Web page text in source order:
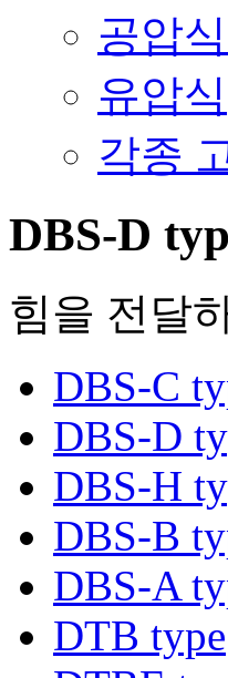
공압
유압식
각종
DBS-D
힘을 전달
DBS-C
DBS-D
DBS-H
DBS-B
DBS-A
DTB type